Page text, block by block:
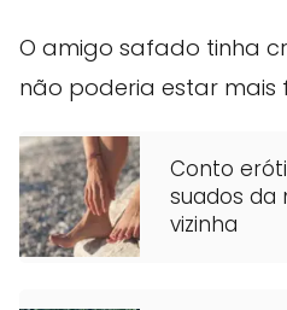
O amigo safado tinha
não poderia estar mais
Conto
suados da
vizinha